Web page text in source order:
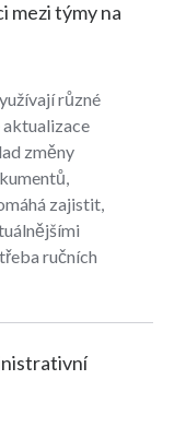
mezi týmy na
různé
aktualizace
změny
zajistit,
ručních